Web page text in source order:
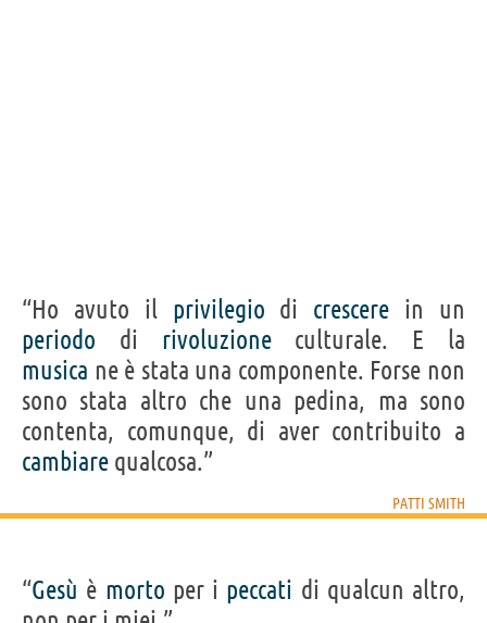
“Ho avuto il privilegio di crescere in un
periodo di rivoluzioneculturale. E la
musica ne è stata una componente. Forse non
sono stata altro che una pedina, ma sono
contenta, comunque, di aver contribuito a
cambiare qualcosa.”
PATTI SMITH
“Gesù è morto per i peccati di qualcun altro,